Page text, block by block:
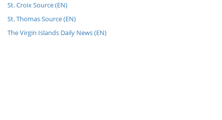
St. Croix Source (EN)
St. Thomas Source (EN)
The Virgin Islands Daily News (EN)